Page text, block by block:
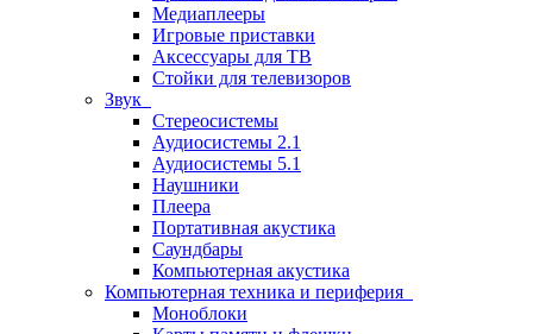
Медиаплееры
Игровые приставки
Аксессуары для ТВ
Стойки для телевизоров
Звук
Стереосистемы
Аудиосистемы 2.1
Аудиосистемы 5.1
Наушники
Плеера
Портативная акустика
Саундбары
Компьютерная акустика
Компьютерная техника и периферия
Моноблоки